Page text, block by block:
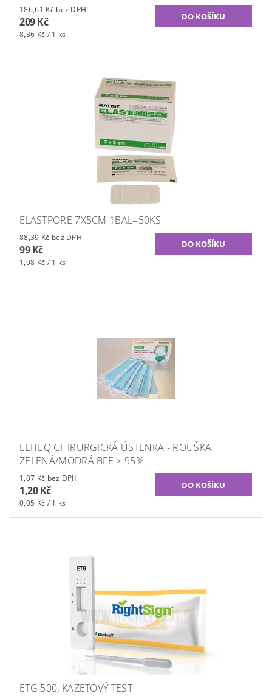
186,61 Kč bez DPH
209 Kč
8,36 Kč / 1 ks
ELASTPORE 7X5CM 1BAL=50KS
88,39 Kč bez DPH
99 Kč
1,98 Kč / 1 ks
ELITEQ CHIRURGICKÁ ÚSTENKA - ROUŠKA
ZELENÁ/MODRÁ BFE > 95%
1,07 Kč bez DPH
1,20 Kč
0,05 Kč / 1 ks
ETG 500, KAZETOVÝ TEST